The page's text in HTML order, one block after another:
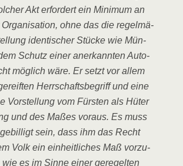
Akt erfor­dert ein Mini­mum an
ohne das die regel­mä­
iden­ti­scher Stü­cke wie Mün­
Schutz einer aner­kann­ten Auto­
mög­lich wäre. Er setzt vor allem
Herr­schafts­be­griff und eine
Vor­stel­lung vom Fürs­ten als Hüter
und des Maßes vor­aus. Es muss
sein, dass ihm das Recht
Volk ein ein­heit­li­ches Maß vor­zu­
wie es im Sin­ne einer gere­gel­ten